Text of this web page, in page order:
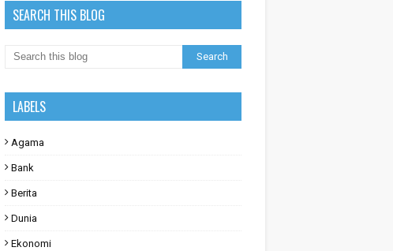
SEARCH THIS BLOG
LABELS
Agama
Bank
Berita
Dunia
Ekonomi